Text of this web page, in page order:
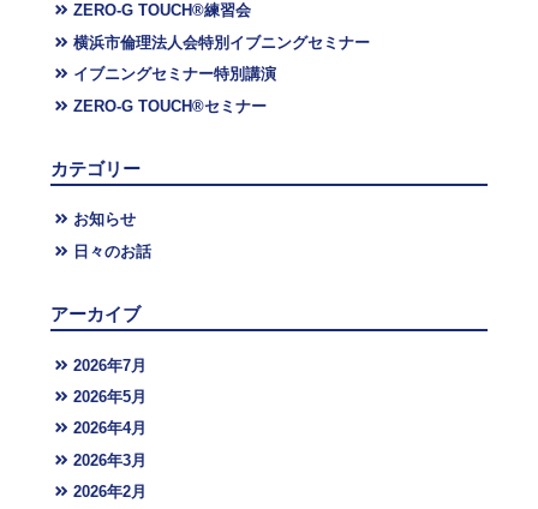
ZERO-G TOUCH®︎練習会
横浜市倫理法人会特別イブニングセミナー
イブニングセミナー特別講演
ZERO-G TOUCH®︎セミナー
カテゴリー
お知らせ
日々のお話
アーカイブ
2026年7月
2026年5月
2026年4月
2026年3月
2026年2月